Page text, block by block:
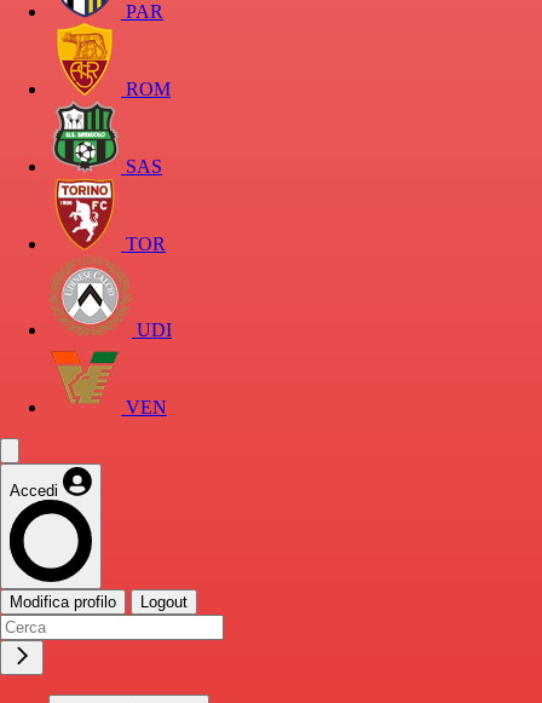
PAR
ROM
SAS
TOR
UDI
VEN
Accedi
Modifica profilo Logout